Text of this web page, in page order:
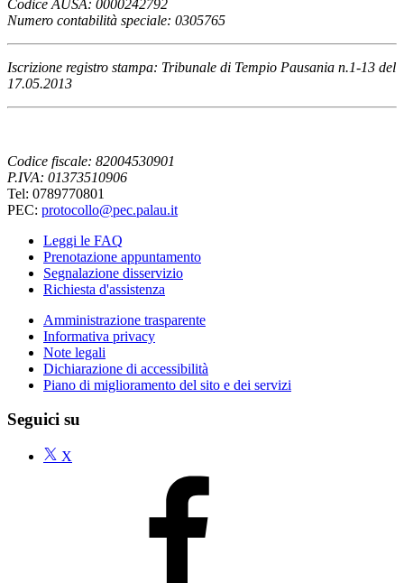
Codice AUSA: 0000242792
Numero contabilità speciale: 0305765
Iscrizione registro stampa: Tribunale di Tempio Pausania n.1-13 del
17.05.2013
Codice fiscale: 82004530901
P.IVA: 01373510906
Tel: 0789770801
PEC: protocollo@pec.palau.it
Leggi le FAQ
Prenotazione appuntamento
Segnalazione disservizio
Richiesta d'assistenza
Amministrazione trasparente
Informativa privacy
Note legali
Dichiarazione di accessibilità
Piano di miglioramento del sito e dei servizi
Seguici su
X